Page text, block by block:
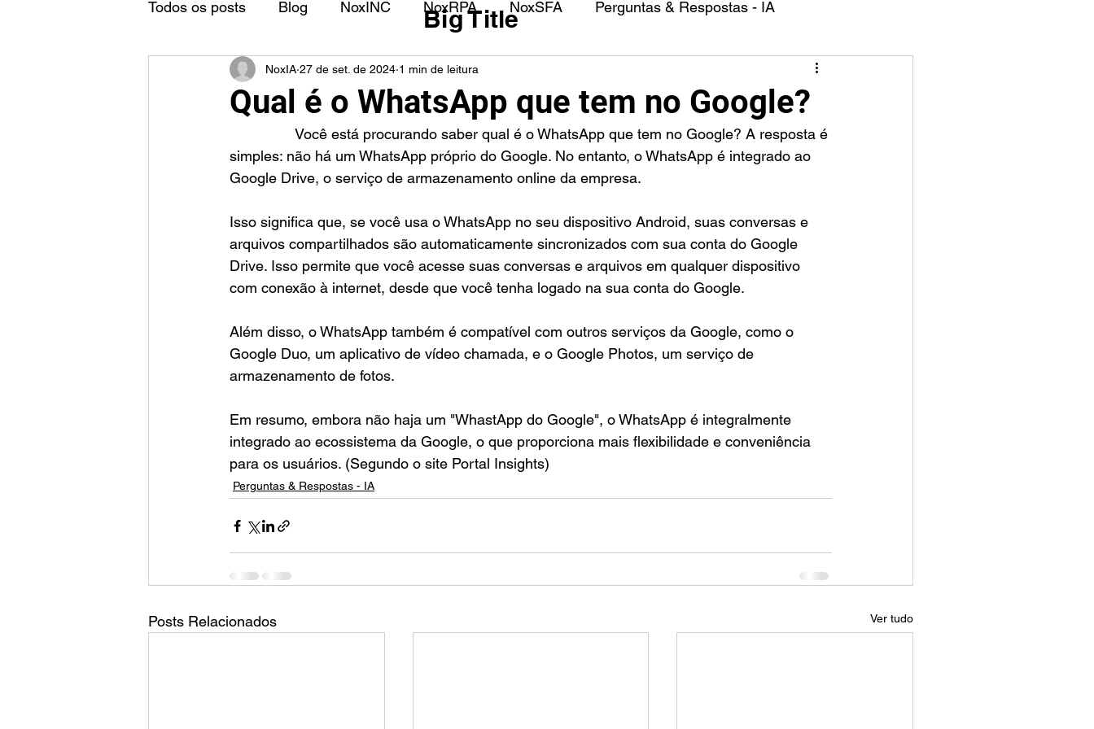
Todos os posts Blog NoxINC NoxRPA NoxSFA Perguntas & Respostas - IA
Qual é o WhatsApp que tem no Google?
NoxIA 27 de set. de 2024 1 min de leitura
simples: não há um WhatsApp próprio do Google. No entanto, o WhatsApp é integrado ao
Google Drive, o serviço de armazenamento online da empresa.
Isso significa que, se você usa o WhatsApp no seu dispositivo Android, suas conversas e
arquivos compartilhados são automaticamente sincronizados com sua conta do Google
Drive. Isso permite que você acesse suas conversas e arquivos em qualquer dispositivo
com conexão à internet, desde que você tenha logado na sua conta do Google.
Além disso, o WhatsApp também é compatível com outros serviços da Google, como o
Google Duo, um aplicativo de vídeo chamada, e o Google Photos, um serviço de
armazenamento de fotos.
Em resumo, embora não haja um "WhastApp do Google", o WhatsApp é integralmente
integrado ao ecossistema da Google, o que proporciona mais flexibilidade e conveniência
para os usuários. (Segundo o site Portal Insights)
Perguntas & Respostas - IA
Posts Relacionados Ver tudo
Big Title